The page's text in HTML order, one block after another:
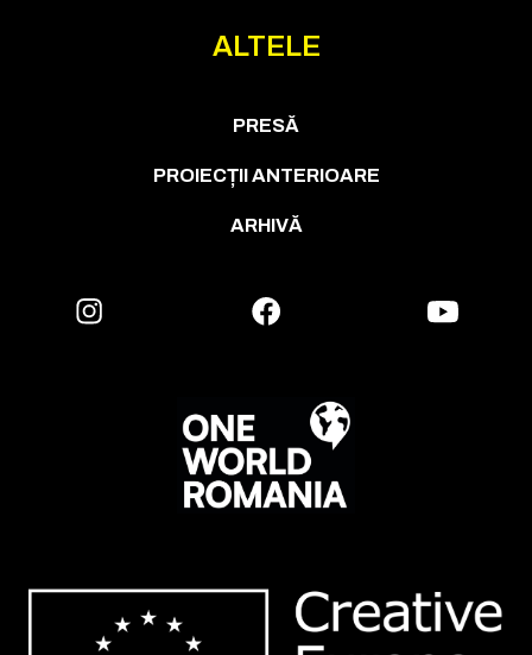
ALTELE
PRESĂ
PROIECȚII ANTERIOARE
ARHIVĂ